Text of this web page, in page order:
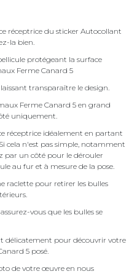
réceptrice du sticker Autocollant
la bien.
protégeant la surface
Ferme Canard 5
transparaître le design.
Ferme Canard 5 en grand
uniquement.
réceptrice idéalement en partant
cela n'est pas simple, notamment
par un côté pour le dérouler
au fur et à mesure de la pose.
raclette pour retirer les bulles
vous que les bulles se
délicatement pour découvrir votre
5 posé.
de votre œuvre en nous